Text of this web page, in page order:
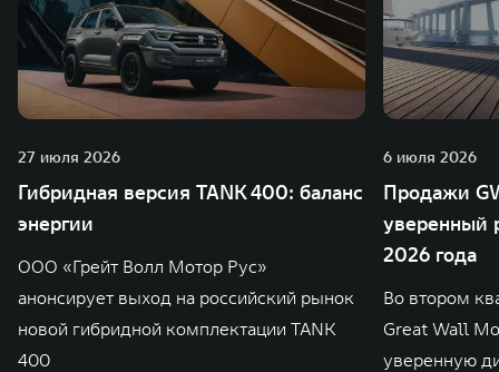
27 июля 2026
Гибридная версия TANK 400: баланс
энергии
ООО «Грейт Волл Мотор Рус»
анонсирует выход на российский рынок
новой гибридной комплектации TANK
400
6 июля 2026
Продажи
уверенный
2026 года
Во втором
Great Wall
уверенную